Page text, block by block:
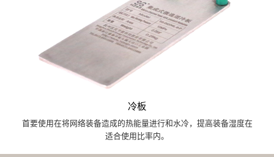
冷板
首要使用在将网络装备造成的热能量进行和水冷，提高装备湿度在
适合使用比率内。